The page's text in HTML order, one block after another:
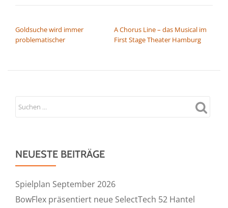
Goldsuche wird immer
problematischer
A Chorus Line – das Musical im
First Stage Theater Hamburg
NEUESTE BEITRÄGE
Spielplan September 2026
BowFlex präsentiert neue SelectTech 52 Hantel